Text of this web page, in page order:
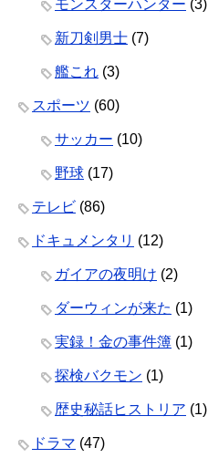
モンスターハンター (3)
新刀剣男士 (7)
艦これ (3)
スポーツ (60)
サッカー (10)
野球 (17)
テレビ (86)
ドキュメンタリ (12)
ガイアの夜明け (2)
ダーウィンが来た (1)
実録！金の事件簿 (1)
探検バクモン (1)
歴史秘話ヒストリア (1)
ドラマ (47)